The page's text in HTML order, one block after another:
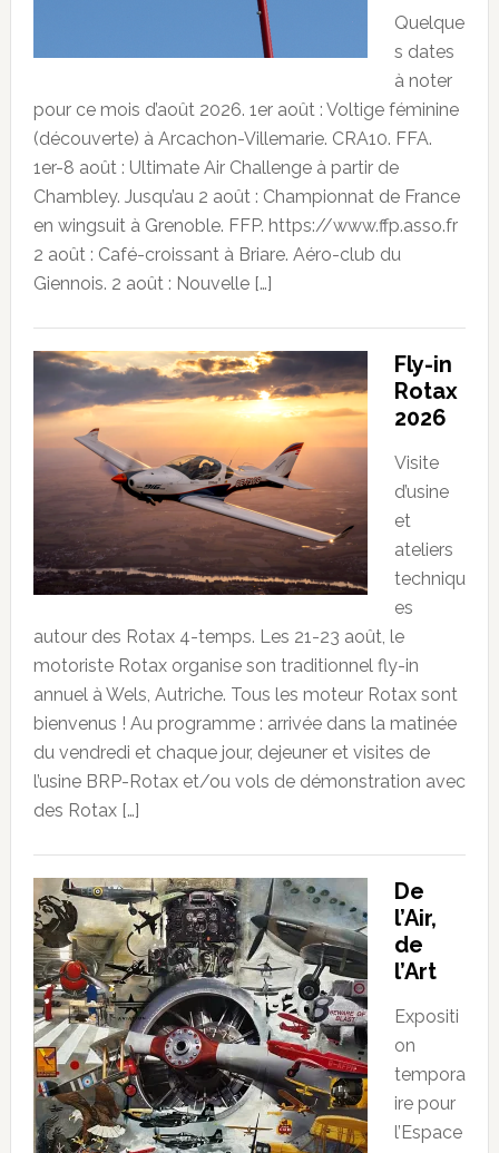
Quelque
s dates
à noter
pour ce mois d’août 2026. 1er août : Voltige féminine
(découverte) à Arcachon-Villemarie. CRA10. FFA.
1er-8 août : Ultimate Air Challenge à partir de
Chambley. Jusqu’au 2 août : Championnat de France
en wingsuit à Grenoble. FFP. https://www.ffp.asso.fr
2 août : Café-croissant à Briare. Aéro-club du
Giennois. 2 août : Nouvelle […]
Fly-in
Rotax
2026
Visite
d’usine
et
ateliers
techniqu
es
autour des Rotax 4-temps. Les 21-23 août, le
motoriste Rotax organise son traditionnel fly-in
annuel à Wels, Autriche. Tous les moteur Rotax sont
bienvenus ! Au programme : arrivée dans la matinée
du vendredi et chaque jour, dejeuner et visites de
l’usine BRP-Rotax et/ou vols de démonstration avec
des Rotax […]
De
l’Air,
de
l’Art
Expositi
on
tempora
ire pour
l’Espace